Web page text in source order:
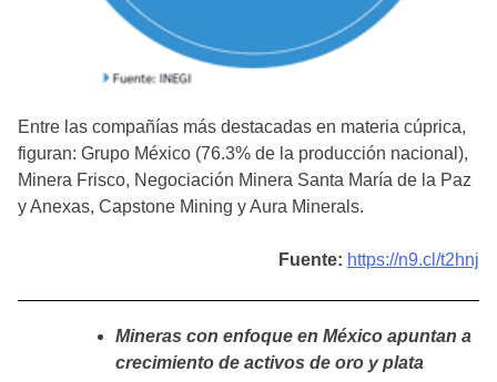
Entre las compañías más destacadas en materia cúprica,
figuran: Grupo México (76.3% de la producción nacional),
Minera Frisco, Negociación Minera Santa María de la Paz
y Anexas, Capstone Mining y Aura Minerals.
Fuente: https://n9.cl/t2hnj
Mineras con enfoque en México apuntan a
crecimiento de activos de oro y plata